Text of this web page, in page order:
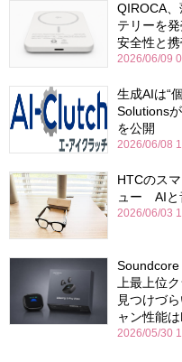
QIROCA
テリーを
安全性と
2026/06/09
生成AIは“
Solutions
を公開
2026/06/08
HTCのス
ュー AIと
2026/06/03
上最上位
見つけづ
ャン性能
2026/05/30